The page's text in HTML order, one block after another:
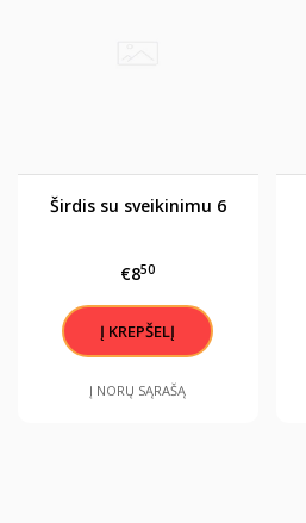
Širdis su sveikinimu 6
€850
Į NORŲ SĄRAŠĄ